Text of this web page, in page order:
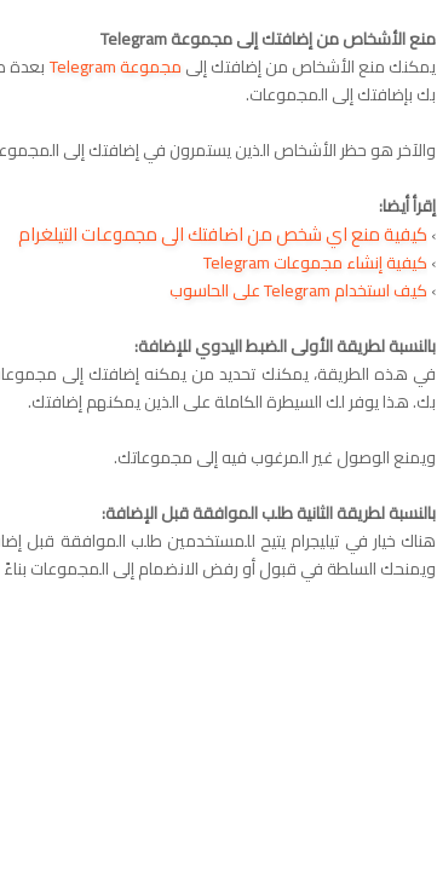
منع الأشخاص من إضافتك إلى مجموعة Telegram
يمكنك منع الأشخاص من إضافتك إلىمجموعة Telegram
بعدة
بك بإضافتك إلى المجموعات.
والآخر هو حظر الأشخاص الذين يستمرون في إضافتك إلى
إقرأ أيضا:
›كيفية منع اي شخص من اضافتك الى مجموعات التيلغرام
›كيفية إنشاء مجموعات Telegram
›كيف استخدام Telegram على الحاسوب
بالنسبةلطريقة الأولى الضبط اليدوي للإضافة:
في هذه الطريقة، يمكنك تحديد من يمكنه إضافتك إلى مجموعات
بك. هذا يوفر لك السيطرة الكاملة على الذين يمكنهم إضافتك.
ويمنع الوصول غير المرغوب فيه إلى مجموعاتك.
بالنسبة لطريقة الثانية طلب الموافقة قبل الإضافة:
هناك خيار في تيليجرام يتيح للمستخدمين طلب الموافقة
ويمنحك السلطة في قبول أو رفض الانضمام إلى المجموعات